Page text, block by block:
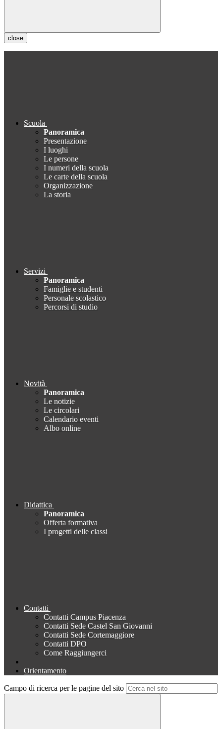
close
Scuola
Panoramica
Presentazione
I luoghi
Le persone
I numeri della scuola
Le carte della scuola
Organizzazione
La storia
Servizi
Panoramica
Famiglie e studenti
Personale scolastico
Percorsi di studio
Novità
Panoramica
Le notizie
Le circolari
Calendario eventi
Albo online
Didattica
Panoramica
Offerta formativa
I progetti delle classi
Contatti
Contatti Campus Piacenza
Contatti Sede Castel San Giovanni
Contatti Sede Cortemaggiore
Contatti DPO
Come Raggiungerci
Orientamento
Campo di ricerca per le pagine del sito